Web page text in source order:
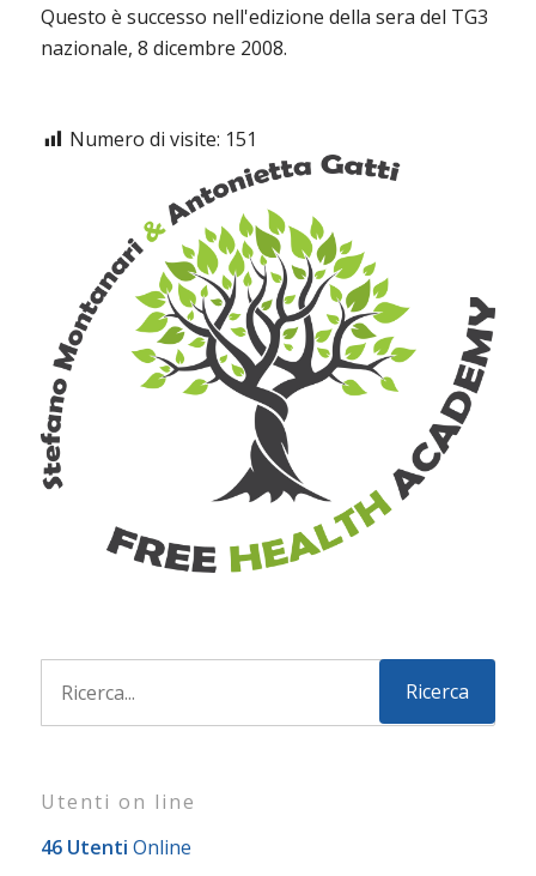
Questo è successo nell'edizione della sera del TG3
nazionale, 8 dicembre 2008.
Numero di visite: 151
Utenti on line
46 Utenti Online